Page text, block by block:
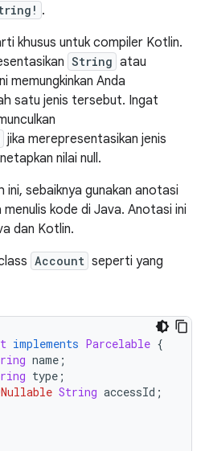
.
khusus untuk compiler Kotlin.
String atau
memungkinkan Anda
satu jenis tersebut. Ingat
jika merepresentasikan jenis
nilai null.
ini, sebaiknya gunakan anotasi
kode di Java. Anotasi ini
dan Kotlin.
Account seperti yang
implements Parcelable {
name ;
type ;
String accessId ;